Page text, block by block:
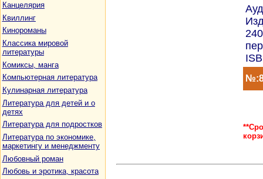
Канцелярия
Квиллинг
Кинороманы
Классика мировой
литературы
Комиксы, манга
Компьютерная литература
Кулинарная литература
Литература для детей и о
детях
Литература для подростков
Литература по экономике,
маркетингу и менеджменту
Любовный роман
Любовь и эротика, красота